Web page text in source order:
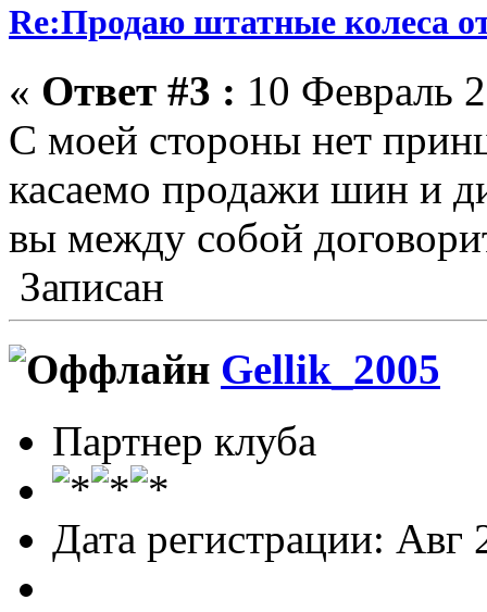
Re:Продаю штатные колеса
« Ответ #3 : 10 Февраль
С моей стороны нет
касаемо продажи шин и
вы между собой
Записан
Gellik_2005
Партнер клуба
Дата регистрации: Авг